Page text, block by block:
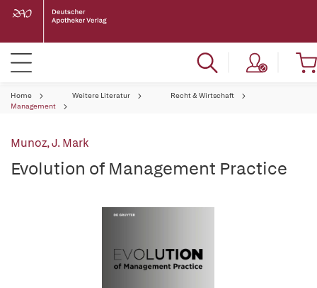
Home Weitere Literatur
Recht & Wirtschaft
Management
Munoz, J. Mark
Evolution of Management Practice